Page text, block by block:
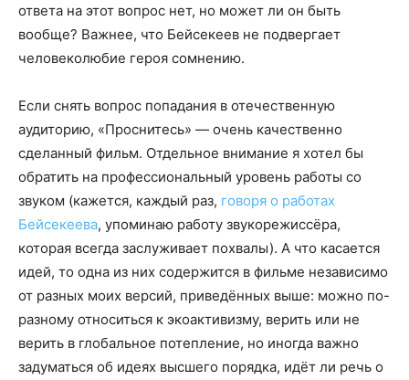
ответа на этот вопрос нет, но может ли он быть
вообще? Важнее, что Бейсекеев не подвергает
человеколюбие героя сомнению.
Если снять вопрос попадания в отечественную
аудиторию, «Проснитесь» — очень качественно
сделанный фильм. Отдельное внимание я хотел бы
обратить на профессиональный уровень работы со
звуком (кажется, каждый раз, говоря о работах
Бейсекеева, упоминаю работу звукорежиссёра,
которая всегда заслуживает похвалы). А что касается
идей, то одна из них содержится в фильме независимо
от разных моих версий, приведённых выше: можно по-
разному относиться к экоактивизму, верить или не
верить в глобальное потепление, но иногда важно
задуматься об идеях высшего порядка, идёт ли речь о